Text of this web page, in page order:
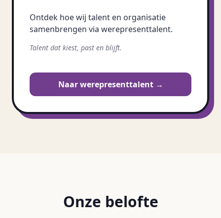
Ontdek hoe wij talent en organisatie
samenbrengen via werepresenttalent.
Talent dat kiest, past en blijft.
Naar werepresenttalent →
Onze belofte